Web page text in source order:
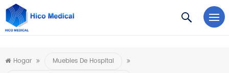
https://www.microsoft.com/en-us/microsoft-teams/log-in
Hogar
Muebles De Hospital